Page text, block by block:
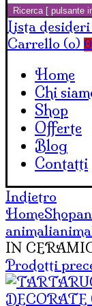
Ricerca [ pulsante
Lista desideri
Carrello (o) 0
Home
Chi
Shop
Offerte
Blog
Contatti
Indietro
HomeShop
animali
IN
Prodotti